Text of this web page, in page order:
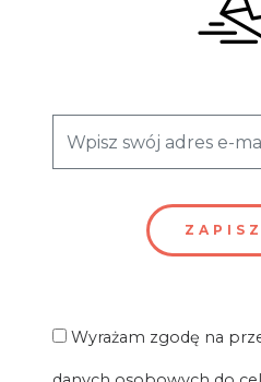
Wyrażam zgodę na